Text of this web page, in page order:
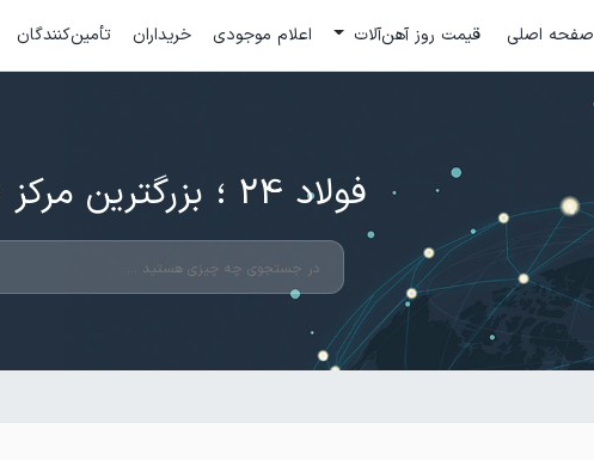
صفحه اصلی قیمت روز آهن‌آلات اعلام موجودی خریداران تأمین‌کنندگان
فولاد 24 ؛ بزرگترین مرکز تجارت آنلاین فلزات